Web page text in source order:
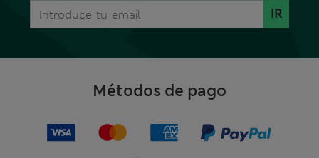
IR
Métodos de pago